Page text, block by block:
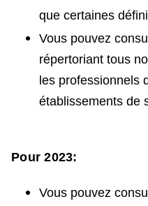
que certaines
Vous pouvez
répertoriant tous
les professionnels
établissements de
Pour 2023:
Vous pouvez